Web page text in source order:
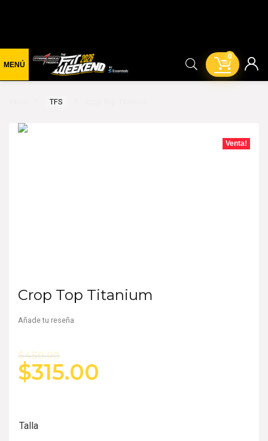
0
TFS
Venta!
Crop Top Titanium
Añade tu reseña
$450.00
$315.00
Talla